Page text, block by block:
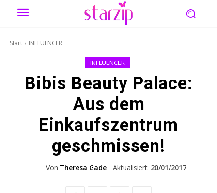
Start INFLUENCER
INFLUENCER
Bibis Beauty Palace:
Aus dem
Einkaufszentrum
geschmissen!
Von Theresa Gade Aktualisiert: 20/01/2017